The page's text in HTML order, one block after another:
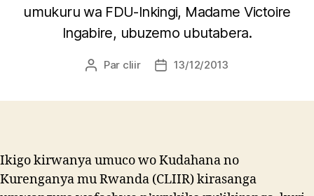
umukuru wa FDU-Inkingi, Madame Victoire
Ingabire, ubuzemo ubutabera.
Auteur
Par cliir
Date13/12/2013
Ikigo kirwanya umuco wo Kudahana no
Kurenganya mu Rwanda (CLIIR) kirasanga